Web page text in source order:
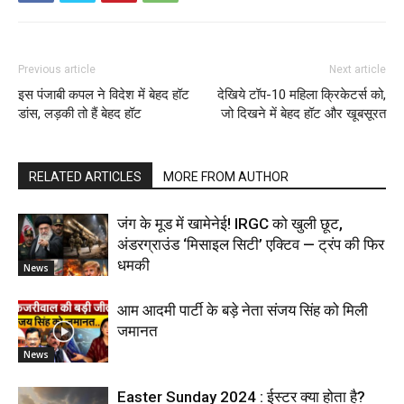
Previous article
इस पंजाबी कपल ने विदेश में बेहद हॉट
डांस, लड़की तो हैं बेहद हॉट
Next article
देखिये टॉप-10 महिला क्रिकेटर्स को,
जो दिखने में बेहद हॉट और खूबसूरत
RELATED ARTICLES MORE FROM AUTHOR
News
जंग के मूड में खामेनेई! IRGC को खुली छूट,
अंडरग्राउंड ‘मिसाइल सिटी’ एक्टिव — ट्रंप की फिर
धमकी
News
आम आदमी पार्टी के बड़े नेता संजय सिंह को मिली
जमानत
Easter Sunday 2024 : ईस्टर क्या होता है?